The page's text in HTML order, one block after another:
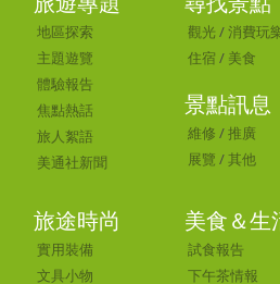
地區探索
主題遊覽
體驗報告
焦點熱話
旅人絮語
美通社新聞
觀光 /消費玩
住宿 / 美食
景點訊息
維修 /推廣
展覽 /其他
旅途時尚
實用裝備
文具小物
美食＆生
試食報告
下午茶情報